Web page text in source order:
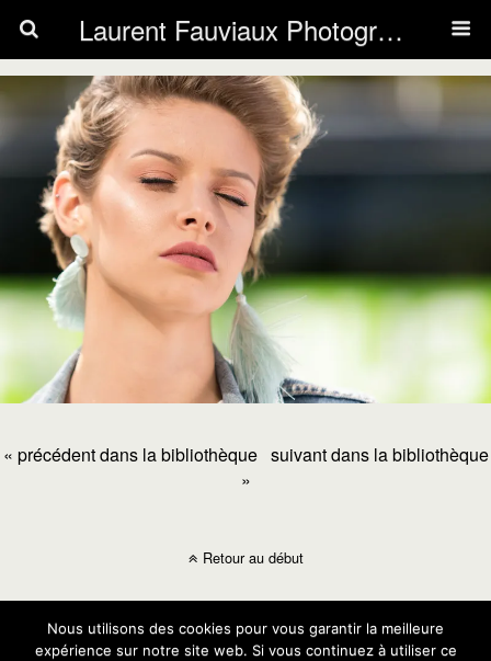
Laurent Fauviaux Photography
« précédent dans la bibliothèque suivant dans la bibliothèque
»
Retour au début
Nous utilisons des cookies pour vous garantir la meilleure
expérience sur notre site web. Si vous continuez à utiliser ce